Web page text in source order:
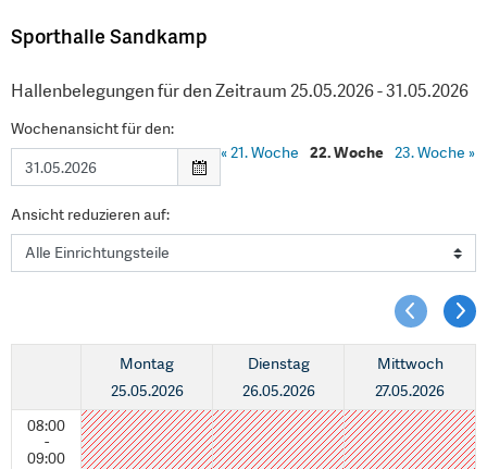
Sporthalle Sandkamp
Hallenbelegungen für den Zeitraum 25.05.2026 - 31.05.2026
Wochenansicht für den:
«21. Woche 22. Woche 23. Woche »
Ansicht reduzieren auf:
08:00
-
09:00
Montag
25.05.2026
Dienstag
26.05.2026
Mittwoch
27.05.2026